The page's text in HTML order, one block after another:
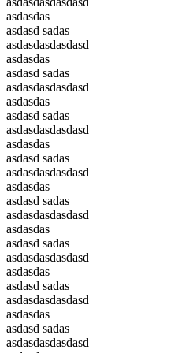
asdasdas
asdasd sadas
asdasdasdasdasd
asdasdas
asdasd sadas
asdasdasdasdasd
asdasdas
asdasd sadas
asdasdasdasdasd
asdasdas
asdasd sadas
asdasdasdasdasd
asdasdas
asdasd sadas
asdasdasdasdasd
asdasdas
asdasd sadas
asdasdasdasdasd
asdasdas
asdasd sadas
asdasdasdasdasd
asdasdas
asdasd sadas
asdasdasdasdasd